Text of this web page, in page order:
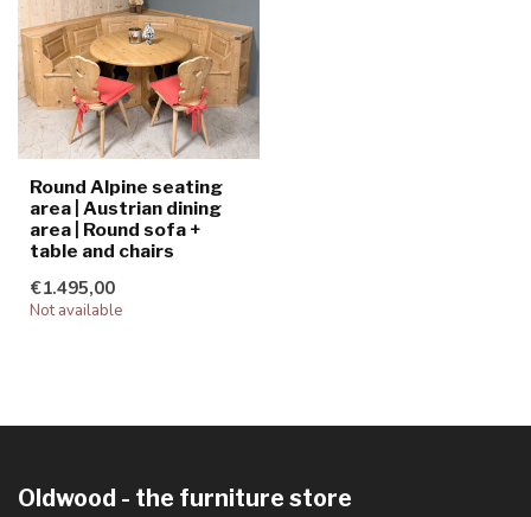
Round Alpine seating
area | Austrian dining
area | Round sofa +
table and chairs
€1.495,00
Not available
Oldwood - the furniture store